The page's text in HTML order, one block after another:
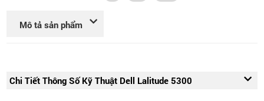
Mô tả sản phẩm
Chi Tiết Thông Số Kỹ Thuật Dell Lalitude 5300